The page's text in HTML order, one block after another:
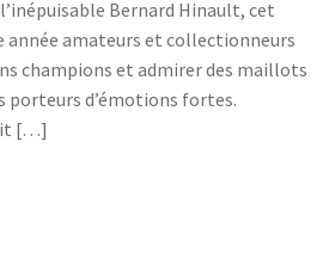
Bernard Hinault, cet
année amateurs et collectionneurs
champions et admirer des maillots
d’émotions fortes.
[…]